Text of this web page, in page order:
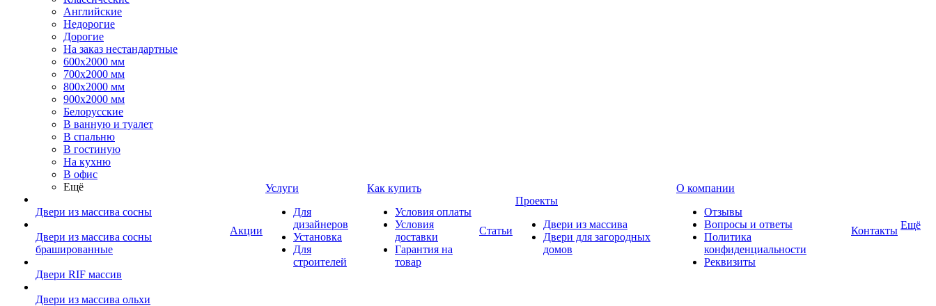
Английские
Недорогие
Дорогие
На заказ нестандартные
600х2000 мм
700х2000 мм
800х2000 мм
900х2000 мм
Белорусские
В ванную и туалет
В спальню
В гостиную
На кухню
В офис
Ещё
Двери из массива сосны
Двери из массива сосны
брашированные
Двери RIF массив
Двери из массива ольхи
Акции
Услуги
Для
дизайнеров
Установка
Для
строителей
Как купить
Условия оплаты
Условия
доставки
Гарантия на
товар
Статьи
Проекты
Двери из массива
Двери для загородных
домов
О компании
Отзывы
Вопросы и ответы
Политика
конфиденциальности
Реквизиты
Контакты Ещё